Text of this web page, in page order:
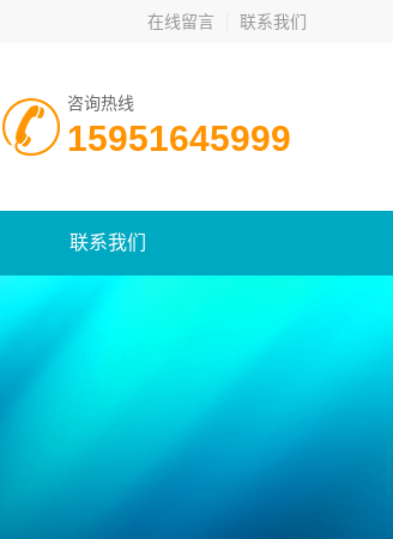
在线留言 联系我们
咨询热线
15951645999
联系我们